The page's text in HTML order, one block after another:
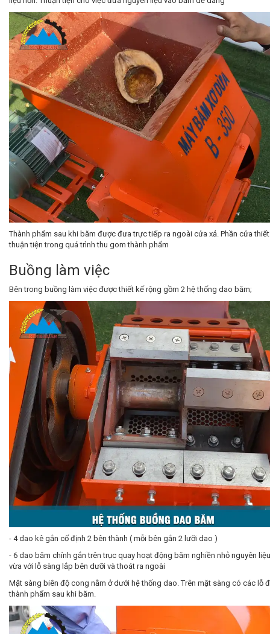
Thành phẩm sau khi băm được đưa trực tiếp ra ngoài cửa xả. Phần cửa
thuận tiện trong quá trình thu gom thành phẩm
Buồng làm việc
Bên trong buồng làm việc được thiết kế rộng gồm 2 hệ thống dao băm;
- 4 dao kê gắn cố định 2 bên thành ( mỗi bên gắn 2 lưỡi dao )
- 6 dao băm chính gắn trên trục quay hoạt động băm nghiền nhỏ nguyên
vừa với lỗ sàng lắp bên dưỡi và thoát ra ngoài
Mặt sàng biên độ cong nằm ở dưới hệ thống dao. Trên mặt sàng có các lỗ
thành phẩm sau khi băm.